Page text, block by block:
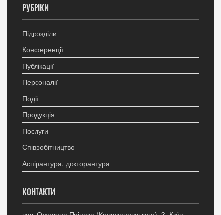
РУБРІКИ
Підрозділи
Конференції
Публікації
Персоналії
Події
Продукція
Послуги
Співробітництво
Аспірантура, докторантура
КОНТАКТИ